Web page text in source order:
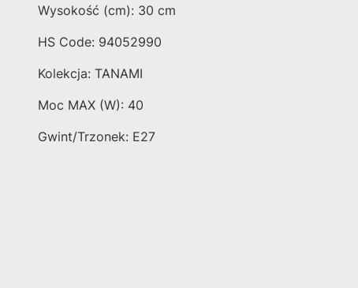
Wysokość (cm): 30 cm
HS Code: 94052990
Kolekcja: TANAMI
Moc MAX (W): 40
Gwint/Trzonek: E27